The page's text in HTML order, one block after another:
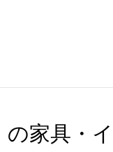
の家具・